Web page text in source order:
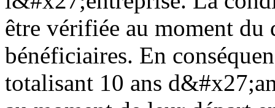
être vérifiée au moment du
bénéficiaires. En
totalisant 10 ans